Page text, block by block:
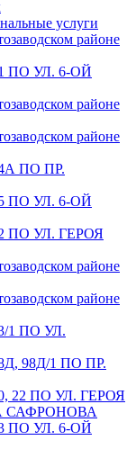
услуги
районе
УЛ. 6-ОЙ
районе
районе
ПО ПР.
УЛ. 6-ОЙ
УЛ. ГЕРОЯ
районе
районе
ПО УЛ.
98Д/1 ПО ПР.
ПО УЛ. ГЕРОЯ
САФРОНОВА
УЛ. 6-ОЙ